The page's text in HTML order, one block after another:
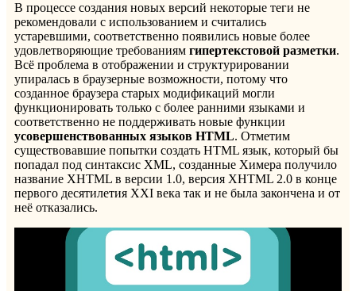
В процессе создания новых версий некоторые теги не
рекомендовали с использованием и считались
устаревшими, соответственно появились новые более
удовлетворяющие требованиям гипертекстовой разметки.
Всё проблема в отображении и структурировании
упиралась в браузерные возможности, потому что
созданное браузера старых модификаций могли
функционировать только с более ранними языками и
соответственно не поддерживать новые функции
усовершенствованных языков HTML. Отметим
существовавшие попытки создать HTML язык, который бы
попадал под синтаксис XML, созданные Химера получило
название XHTML в версии 1.0, версия XHTML 2.0 в конце
первого десятилетия XXI века так и не была закончена и от
неё отказались.